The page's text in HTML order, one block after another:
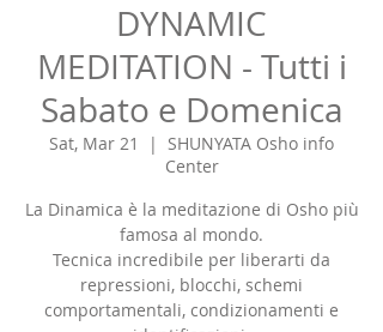
DYNAMIC
MEDITATION - Tutti i
Sabato e Domenica
Sat, Mar 21
  |
SHUNYATA Osho info
Center
La Dinamica è la meditazione di Osho più
famosa al mondo.
Tecnica incredibile per liberarti da
repressioni, blocchi, schemi
comportamentali, condizionamenti e